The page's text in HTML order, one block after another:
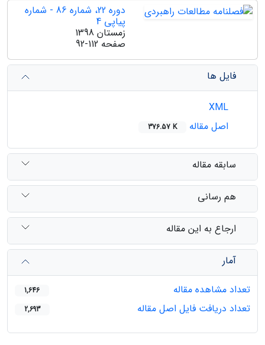
دوره 22، شماره 86 - شماره
پیاپی 4
زمستان 1398
صفحه 92-112
فایل ها
اصل مقاله
376.57 K
سابقه مقاله
هم رسانی
ارجاع به این مقاله
آمار
تعداد مشاهده مقاله
1,646
تعداد دریافت فایل اصل مقاله 2,693